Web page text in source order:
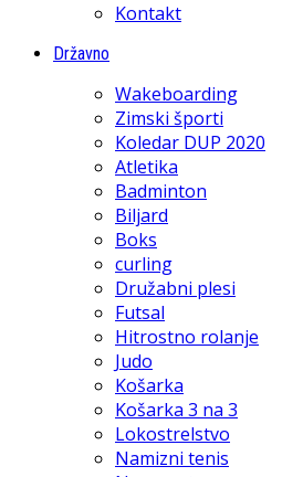
Kontakt
Državno
Wakeboarding
Zimski športi
Koledar DUP 2020
Atletika
Badminton
Biljard
Boks
curling
Družabni plesi
Futsal
Hitrostno rolanje
Judo
Košarka
Košarka 3 na 3
Lokostrelstvo
Namizni tenis